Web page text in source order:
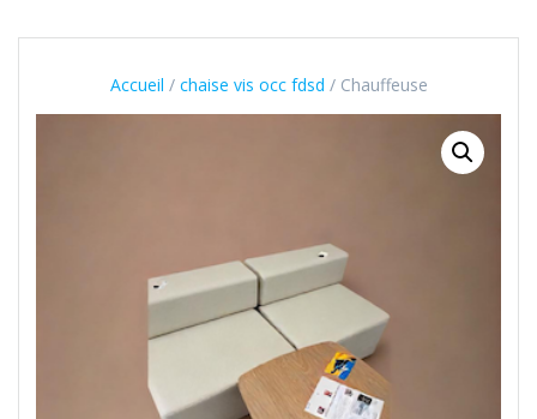
Accueil / chaise vis occ fdsd / Chauffeuse